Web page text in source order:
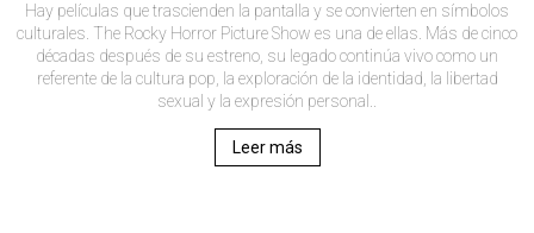
Hay películas que trascienden la pantalla y se convierten en símbolos
culturales. The Rocky Horror Picture Show es una de ellas. Más de cinco
décadas después de su estreno, su legado continúa vivo como un
referente de la cultura pop, la exploración de la identidad, la libertad
sexual y la expresión personal..
Leer más